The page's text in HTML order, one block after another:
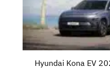
Hyundai Kona EV